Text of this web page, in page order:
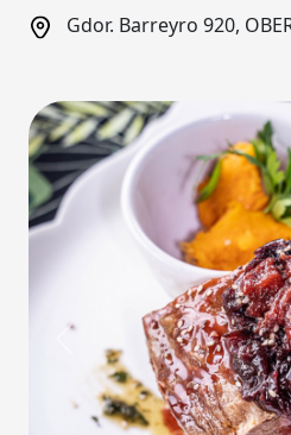
Gdor. Barreyro 920,
Previous